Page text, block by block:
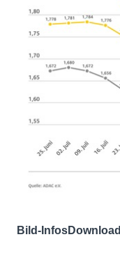
Bild-InfosDownload